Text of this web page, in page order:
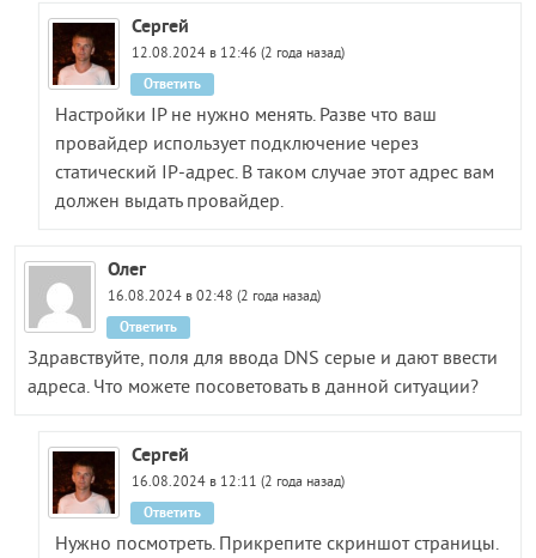
Сергей
12.08.2024 в 12:46 (2 года назад)
Настройки IP не нужно менять. Разве что ваш
провайдер использует подключение через
статический IP-адрес. В таком случае этот адрес вам
должен выдать провайдер.
Ответить
Олег
16.08.2024 в 02:48 (2 года назад)
Здравствуйте, поля для ввода DNS серые и дают ввести
адреса. Что можете посоветовать в данной ситуации?
Ответить
Сергей
16.08.2024 в 12:11 (2 года назад)
Нужно посмотреть. Прикрепите скриншот страницы.
Ответить